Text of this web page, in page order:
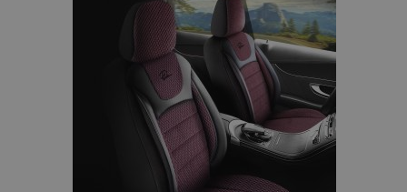
Lista
de
Deseos